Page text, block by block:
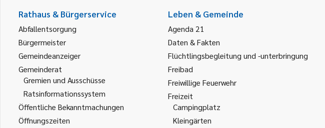
Rathaus & Bürgerservice
Abfallentsorgung
Bürgermeister
Gemeindeanzeiger
Gemeinderat
Gremien und Ausschüsse
Ratsinformationssystem
Öffentliche Bekanntmachungen
Öffnungszeiten
Leben & Gemeinde
Agenda 21
Daten & Fakten
Flüchtlingsbegleitung und -unterbringung
Freibad
Freiwillige Feuerwehr
Freizeit
Campingplatz
Kleingärten